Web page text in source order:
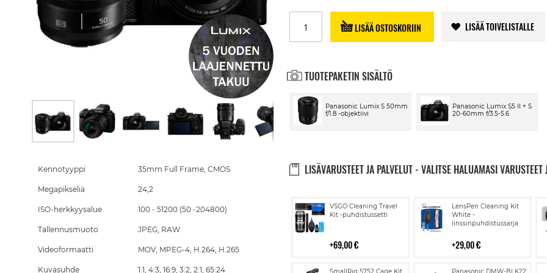
LISÄÄ OSTOSKORIIN LISÄÄ TOIVELISTALLE
TUOTEPAKETIN SISÄLTÖ
Panasonic Lumix S 50mm
f/1.8 -objektiivi
Panasonic Lumix S5 II + S
20-60mm f/3.5-5.6
LISÄVARUSTEET JA PALVELUT - VALITSE HALUAMASI
VSGO Cleaning Travel
Kit -puhdistussetti
69,00 €
Lisää
ostoskoriin
LensPen Cleaning Kit
White -
linssinpuhdistussarja
29,00 €
Lisää
ostoskoriin
Lisää Lisää
the
images
Kennotyyppi 35mm Full Frame, CMOS
Megapikseliä 24,2
ISO-herkkyysalue 100 - 51200 (50 -204800)
Tallennusmuoto JPEG, RAW
Videoformaatti MOV, MPEG-4, H.264, H.265
Kuvasuhde 1:1, 4:3, 16:9, 3:2, 2:1, 65:24